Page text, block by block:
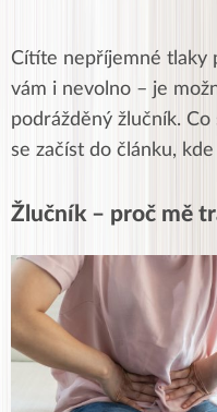
Cítíte nepříjemné tlaky
vám i nevolno – je
podrážděný žlučník.
se začíst do článku,
Žlučník – proč mě